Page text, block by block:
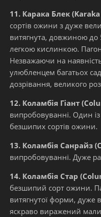
11. Карака Блек
сортів ожини з дуже
витягнута, довжиною до
легкою кислинкою.
Незважаючи на
улюбленцем багатьох
дозрівання, великого
12. Коламбія Гіант
випробовуванні. Один
безшипих сортів ожини.
13. Коламбія Санрайз
випробовуванні. Дуже
14. Коламбія Стар
безшипий сорт ожини.
витягнутої форми, дуже
яскраво виражений